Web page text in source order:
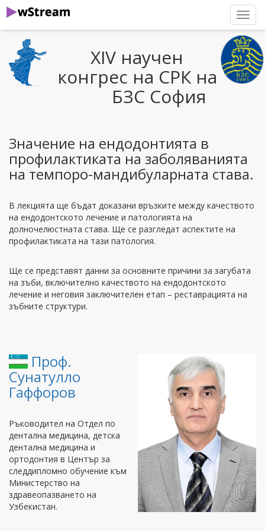
XIV научен
конгрес на СРК на
БЗС София
Значение на ендодонтията в
профилактиката на заболяванията
на темпоро-мандибуларната става.
В лекцията ще бъдат доказани връзките между качеството
на ендодонтското лечение и патологията на
долночелюстната става. Ще се разгледат аспектите на
профилактиката на тази патология.
Ще се представят данни за основните причини за загубата
на зъби, включително качеството на ендодонтското
лечение и неговия заключителен етап – реставрацията на
зъбните структури.
Проф.
Сунатулло
Гаффоров
Ръководител на Отдел по
дентална медицина, детска
дентална медицина и
ортодонтия в Център за
следдипломно обучение към
Министерство на
здравеопазването на
Узбекистан.